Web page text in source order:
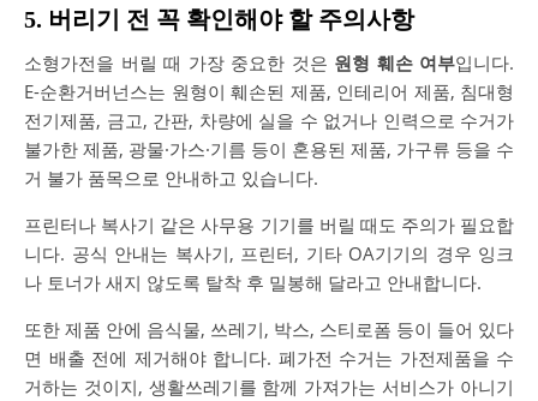
5. 버리기 전 꼭 확인해야 할 주의사항
소형가전을 버릴 때 가장 중요한 것은 원형 훼손 여부입니다.
E-순환거버넌스는 원형이 훼손된 제품, 인테리어 제품, 침대형
전기제품, 금고, 간판, 차량에 실을 수 없거나 인력으로 수거가
불가한 제품, 광물·가스·기름 등이 혼용된 제품, 가구류 등을 수
거 불가 품목으로 안내하고 있습니다.
프린터나 복사기 같은 사무용 기기를 버릴 때도 주의가 필요합
니다. 공식 안내는 복사기, 프린터, 기타 OA기기의 경우 잉크
나 토너가 새지 않도록 탈착 후 밀봉해 달라고 안내합니다.
또한 제품 안에 음식물, 쓰레기, 박스, 스티로폼 등이 들어 있다
면 배출 전에 제거해야 합니다. 폐가전 수거는 가전제품을 수
거하는 것이지, 생활쓰레기를 함께 가져가는 서비스가 아니기